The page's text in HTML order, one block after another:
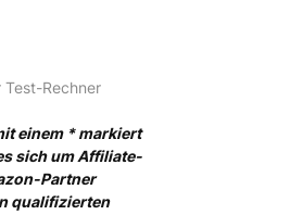
Test-Rechner
einem * markiert
sich um Affiliate-
Partner
qualifizierten